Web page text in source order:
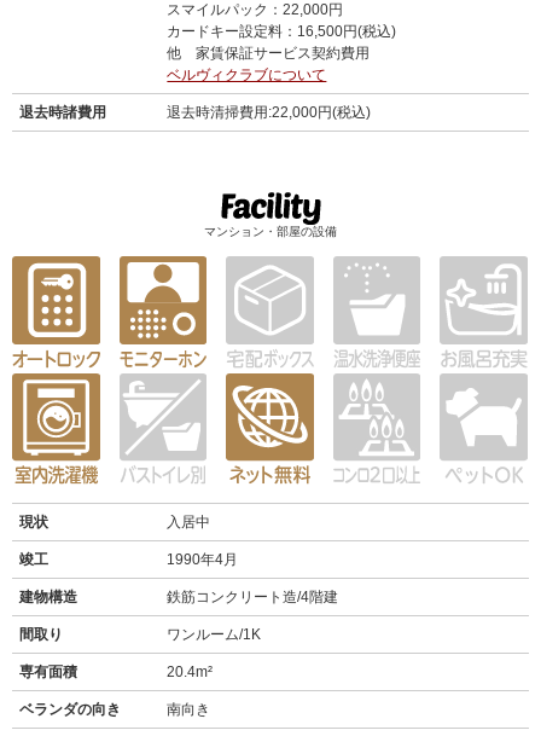
スマイルパック：22,000円
カードキー設定料：16,500円(税込)
他 家賃保証サービス契約費用
ベルヴィクラブについて
退去時諸費用 退去時清掃費用:22,000円(税込)
マンション・部屋の設備
現状 入居中
竣工 1990年4月
建物構造 鉄筋コンクリート造/4階建
間取り ワンルーム/1K
専有面積 20.4m²
ベランダの向き 南向き